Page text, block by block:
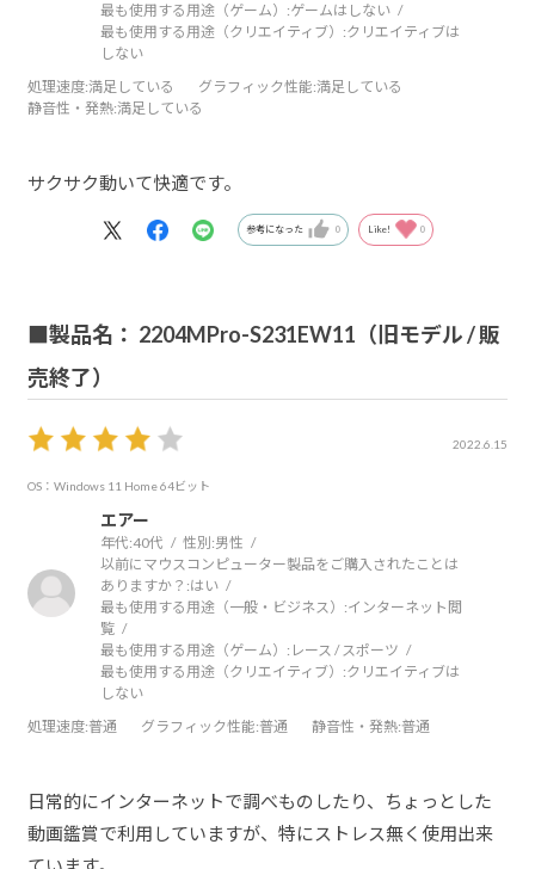
最も使用する用途（ゲーム）:ゲームはしない
最も使用する用途（クリエイティブ）:クリエイティブは
しない
処理速度:満足している グラフィック性能:満足している
静音性・発熱:満足している
サクサク動いて快適です。
参考になった 0 Like! 0
■製品名： 2204MPro-S231EW11（旧モデル / 販
売終了）
2022.6.15
OS：Windows 11 Home 64ビット
エアー
年代:40代 性別:男性
以前にマウスコンピューター製品をご購入されたことは
ありますか？:はい
最も使用する用途（一般・ビジネス）:インターネット閲
覧
最も使用する用途（ゲーム）: レース / スポーツ
最も使用する用途（クリエイティブ）:クリエイティブは
しない
処理速度:普通 グラフィック性能:普通 静音性・発熱:普通
日常的にインターネットで調べものしたり、ちょっとした
動画鑑賞で利用していますが、特にストレス無く使用出来